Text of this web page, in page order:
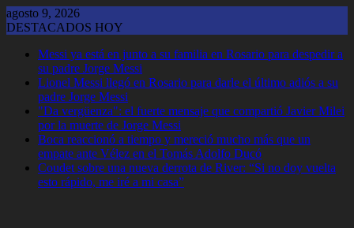
Saltar
al
agosto 9, 2026
DESTACADOS HOY
Messi ya está en junto a su familia en Rosario para despedir a
su padre Jorge Messi
Lionel Messi llegó en Rosario para darle el último adiós a su
padre Jorge Messi
"Da vergüenza": el fuerte mensaje que compartió Javier Milei
por la muerte de Jorge Messi
Boca reaccionó a tiempo y mereció mucho más que un
empate ante Vélez en el Tomás Adolfo Ducó
Coudet sobre una nueva derrota de River: “Si no doy vuelta
esto rápido, me iré a mi casa”